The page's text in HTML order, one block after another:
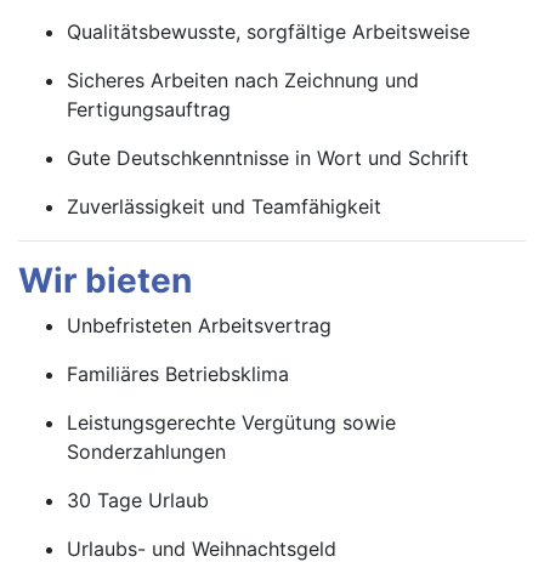
Qualitätsbewusste, sorgfältige Arbeitsweise
Sicheres Arbeiten nach Zeichnung und
Fertigungsauftrag
Gute Deutschkenntnisse in Wort und Schrift
Zuverlässigkeit und Teamfähigkeit
Wir bieten
Unbefristeten Arbeitsvertrag
Familiäres Betriebsklima
Leistungsgerechte Vergütung sowie
Sonderzahlungen
30 Tage Urlaub
Urlaubs- und Weihnachtsgeld